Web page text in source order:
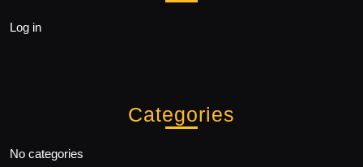
Log in
Categories
No categories